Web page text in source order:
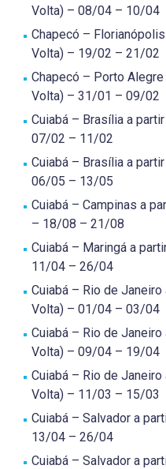
Volta) – 08/04 – 10/04
Chapecó –
Volta) – 19/02 – 21/02
Chapecó – Porto Alegre
Volta) – 31/01 – 09/02
Cuiabá – Brasília a partir
07/02 – 11/02
Cuiabá – Brasília a partir
06/05 – 13/05
Cuiabá – Campinas a
– 18/08 – 21/08
Cuiabá – Maringá a
11/04 – 26/04
Cuiabá – Rio de Janeiro
Volta) – 01/04 – 03/04
Cuiabá – Rio de Janeiro
Volta) – 09/04 – 19/04
Cuiabá – Rio de Janeiro
Volta) – 11/03 – 15/03
Cuiabá – Salvador a
13/04 – 26/04
Cuiabá – Salvador a